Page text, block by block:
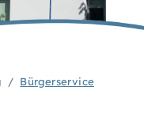
Bürgerservice